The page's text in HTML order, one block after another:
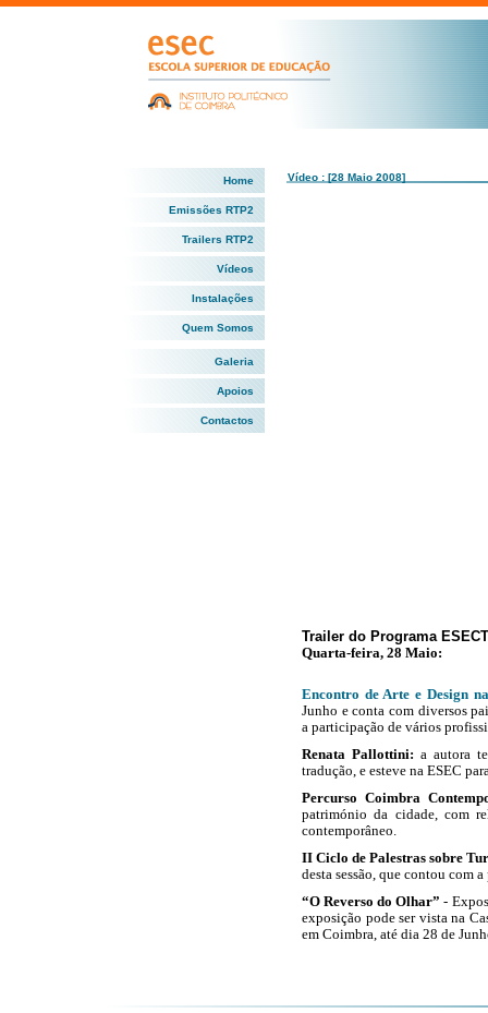
Home
Emissões RTP2
Trailers RTP2
Vídeos
Instalações
Quem Somos
Galeria
Apoios
Contactos
Vídeo : [28 Maio 2008]
Trailer do Programa
Quarta-feira, 28 Maio:
Encontro de Arte e Design
Junho e conta com diversos
a participação de vários
Renata Pallottini: a autora
tradução, e esteve na ESEC
Percurso Coimbra
património da cidade, com
contemporâneo.
II Ciclo de Palestras sobre
desta sessão, que contou com
“O Reverso do Olhar” -
exposição pode ser vista na
em Coimbra, até dia 28 de